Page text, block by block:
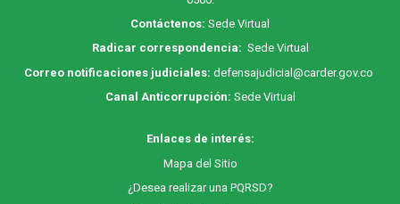
Contáctenos: Sede Virtual
Radicar correspondencia: Sede Virtual
Correo notificaciones judiciales: defensajudicial@carder.gov.co
Canal Anticorrupción: Sede Virtual
Enlaces de interés:
Mapa del Sitio
¿Desea realizar una PQRSD?